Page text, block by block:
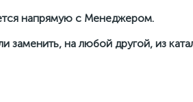
напрямую с Менеджером.
на любой другой, из